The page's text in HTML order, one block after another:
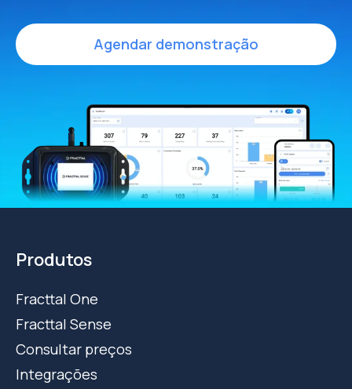
Agendar demonstração
Produtos
Fracttal One
Fracttal Sense
Consultar preços
Integrações